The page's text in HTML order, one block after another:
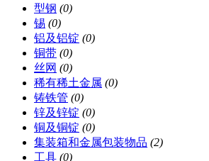
型钢 (0)
锡 (0)
铝及铝锭 (0)
铜带 (0)
丝网 (0)
稀有稀土金属 (0)
铸铁管 (0)
锌及锌锭 (0)
铜及铜锭 (0)
集装箱和金属包装物品 (2)
工具 (0)